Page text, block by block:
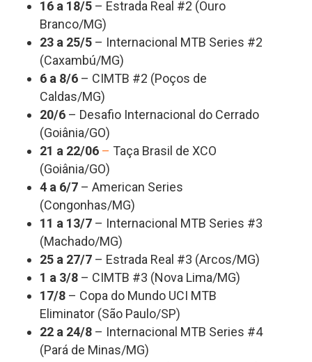
16 a 18/5– Estrada Real #2 (Ouro
Branco/MG)
23 a 25/5– Internacional MTB Series #2
(Caxambú/MG)
6 a 8/6– CIMTB #2 (Poços de
Caldas/MG)
20/6– Desafio Internacional do Cerrado
(Goiânia/GO)
21 a 22/06 – Taça Brasil de XCO
(Goiânia/GO)
4 a 6/7– American Series
(Congonhas/MG)
11 a 13/7– Internacional MTB Series #3
(Machado/MG)
25 a 27/7– Estrada Real #3 (Arcos/MG)
1 a 3/8– CIMTB #3 (Nova Lima/MG)
17/8– Copa do Mundo UCI MTB
Eliminator (São Paulo/SP)
22 a 24/8– Internacional MTB Series #4
(Pará de Minas/MG)